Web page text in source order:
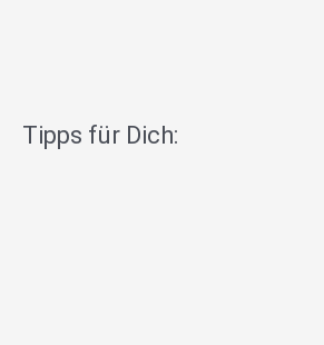
Tipps für Dich: